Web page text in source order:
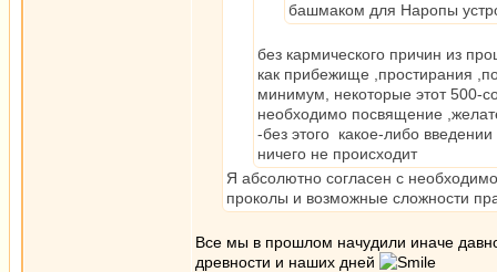
башмаком для Наропы
без кармического причин из
как прибежище ,простирания
минимум, некоторые этот 500-
необходимо посвящение
-без этого какое-либо
ничего не происходит
Я абсолютно согласен с
проколы и возможные сложности
Все мы в прошлом начудили иначе
древности и наших дней